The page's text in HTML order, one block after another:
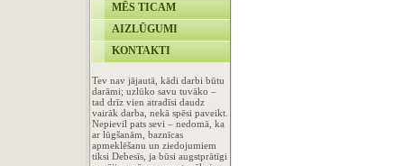
MĒS TICAM
AIZLŪGUMI
KONTAKTI
Tev nav jājautā, kādi darbi būtu
darāmi; uzlūko savu tuvāko –
tad drīz vien atradīsi daudz
vairāk darba, nekā spēsi paveikt.
Nepievil pats sevi – nedomā, ka
ar lūgšanām, baznīcas
apmeklēšanu un ziedojumiem
tiksi Debesīs, ja būsi augstprātīgi